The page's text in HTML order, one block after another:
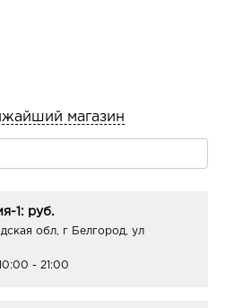
магазин
1: руб.
обл, г Белгород, ул
- 21:00